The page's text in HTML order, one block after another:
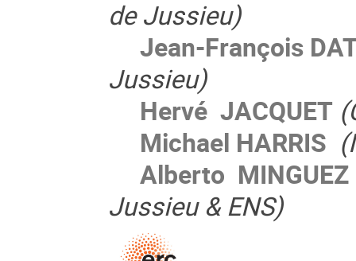
de Jussieu)
Jean-François
Jussieu)
Hervé JACQUET
Michael HARRIS
Alberto MINGUEZ
Jussieu & ENS)